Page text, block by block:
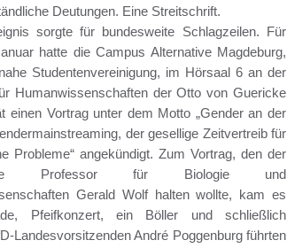
Deutungen. Eine Streitschrift.
sorgte für bundesweite Schlagzeilen. Für
hatte die Campus Alternative Magdeburg,
Studentenvereinigung, im Hörsaal 6 an der
Humanwissenschaften der Otto von Guericke
einen Vortrag unter dem Motto „Gender an der
der gesellige Zeitvertreib für
Probleme“ angekündigt. Zum Vortrag, den der
Professor für Biologie und
Gerald Wolf halten wollte, kam es
Pfeifkonzert, ein Böller und schließlich
Landesvorsitzenden André Poggenburg führten